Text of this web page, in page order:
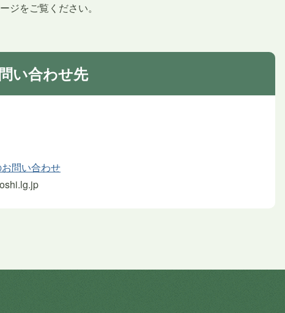
ジをご覧ください。
い合わせ先
問い合わせ